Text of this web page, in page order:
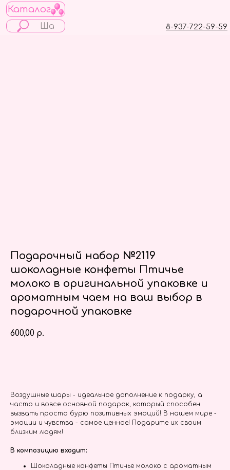
Каталог
8-937-722-59-59
Подарочный набор №2119
шоколадные конфеты Птичье
молоко в оригинальной упаковке и
ароматным чаем на ваш выбор в
подарочной упаковке
600,00 р.
Воздушные шары - идеальное дополнение к подарку, а
часто и вовсе основной подарок, который способен
вызвать просто бурю позитивных эмоций! В нашем мире -
эмоции и чувства - самое ценное! Подарите их своим
близким людям!
В композицию входит:
Шоколадные конфеты Птичье молоко с ароматным